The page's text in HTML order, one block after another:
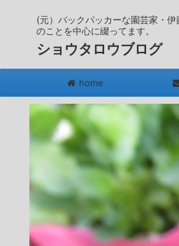
(元）バックパッカーな園芸家・伊
のことを中心に綴ってます。
ショウタロウブログ
home